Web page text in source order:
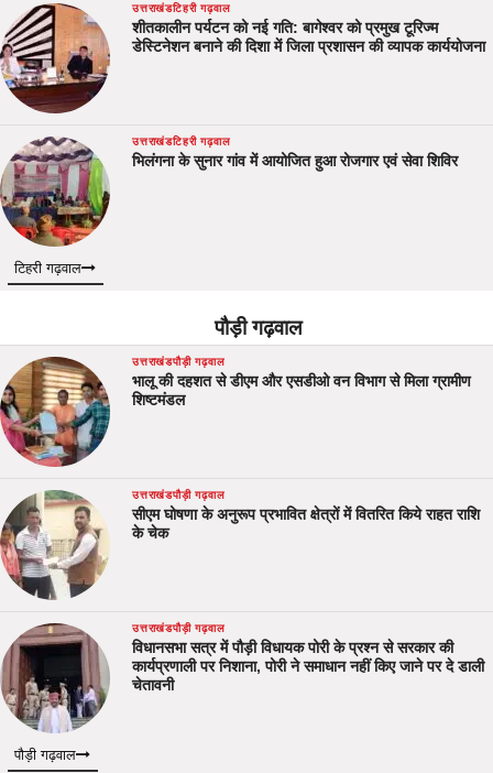
उत्तराखंडटिहरी गढ़वाल
शीतकालीन पर्यटन को नई गति: बागेश्वर को प्रमुख टूरिज्म
डेस्टिनेशन बनाने की दिशा में जिला प्रशासन की व्यापक कार्ययोजना
उत्तराखंडटिहरी गढ़वाल
भिलंगना के सुनार गांव में आयोजित हुआ रोजगार एवं सेवा शिविर
टिहरी गढ़वाल
पौड़ी गढ़वाल
उत्तराखंडपौड़ी गढ़वाल
भालू की दहशत से डीएम और एसडीओ वन विभाग से मिला ग्रामीण
शिष्टमंडल
उत्तराखंडपौड़ी गढ़वाल
सीएम घोषणा के अनुरूप प्रभावित क्षेत्रों में वितरित किये राहत राशि
के चेक
उत्तराखंडपौड़ी गढ़वाल
विधानसभा सत्र में पौड़ी विधायक पोरी के प्रश्न से सरकार की
कार्यप्रणाली पर निशाना, पोरी ने समाधान नहीं किए जाने पर दे डाली
चेतावनी
पौड़ी गढ़वाल